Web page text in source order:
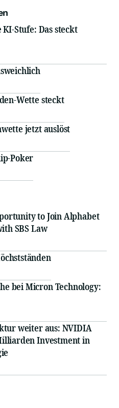
Stufe: Das steckt
Wette steckt
jetzt auslöst
Poker
to Join Alphabet
SBS Law
bei Micron Technology:
weiter aus: NVIDIA
Investment in